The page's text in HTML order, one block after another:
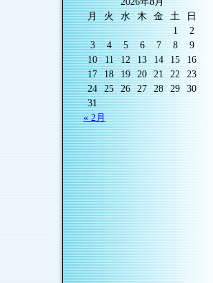
月
火 水 木 金 土
日
1
2
3
4 5 6 7 8
9
10
11 12 13 14 15
16
17
18 19 20 21 22
23
24
25 26 27 28 29
30
31
« 2月